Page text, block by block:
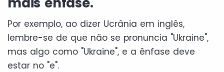
Por exemplo, ao dizer Ucrânia em inglês,
lembre-se de que não se pronuncia "Ukraine",
mas algo como "Ukraine", e a ênfase deve
estar no "e".